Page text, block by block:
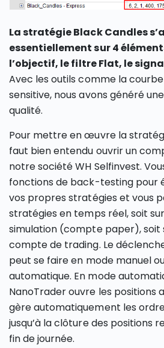
La stratégie Black Candles
essentiellement sur 4
l’objectif, le filtre Flat, le
Avec les outils comme la courbe
sensitive, nous avons généré
qualité.
Pour mettre en œuvre la
faut bien entendu ouvrir un
notre société WH Selfinvest.
fonctions de back-testing pour
vos propres stratégies et vous
stratégies en temps réel, soit
simulation (compte paper), soit
compte de trading. Le
peut se faire en mode manuel
automatique. En mode
NanoTrader ouvre les positions
gère automatiquement les
jusqu’à la clôture des positions
fin de journée.